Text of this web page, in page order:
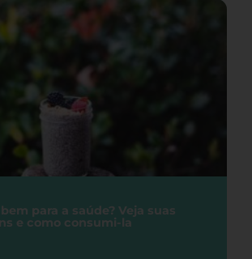
para a saúde? Veja suas
e como consumi-la